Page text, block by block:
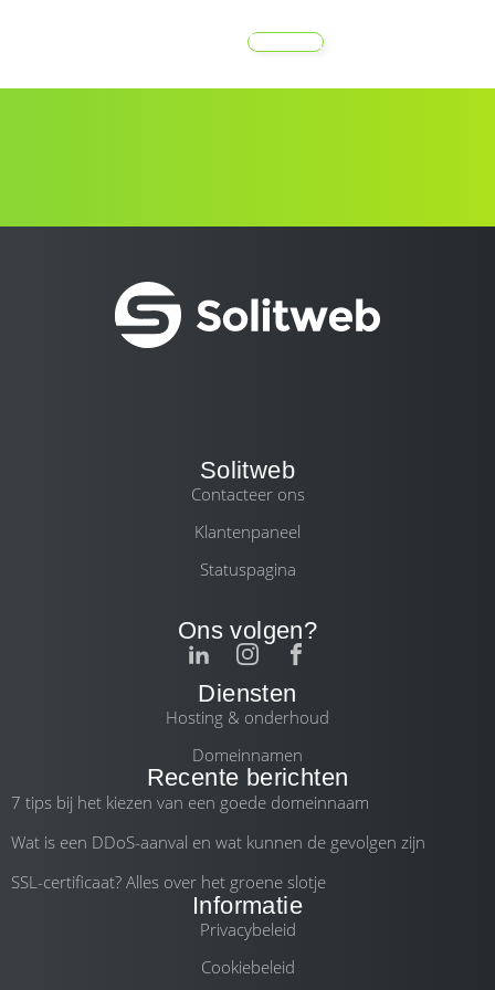
MENU
Solitweb
Contacteer ons
Klantenpaneel
Statuspagina
Ons volgen?
Diensten
Hosting & onderhoud
Domeinnamen
Recente berichten
7 tips bij het kiezen van een goede domeinnaam
Wat is een DDoS-aanval en wat kunnen de gevolgen zijn
SSL-certificaat? Alles over het groene slotje
Informatie
Privacybeleid
Cookiebeleid